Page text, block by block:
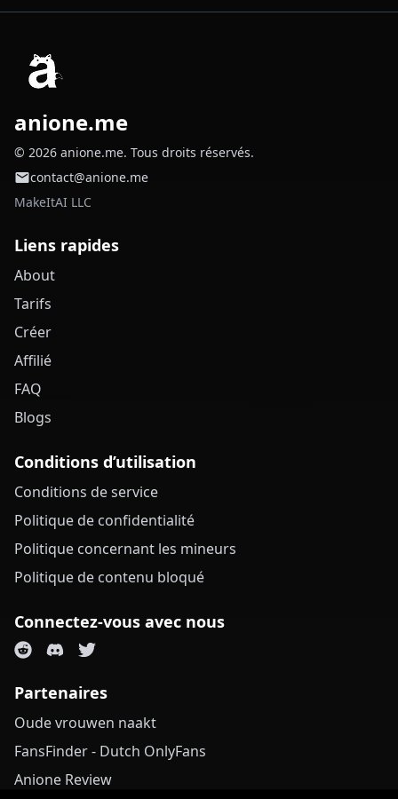
anione.me
© 2026 anione.me. Tous droits réservés.
contact@anione.me
MakeItAI LLC
Liens rapides
About
Tarifs
Créer
Affilié
FAQ
Blogs
Conditions d’utilisation
Conditions de service
Politique de confidentialité
Politique concernant les mineurs
Politique de contenu bloqué
Connectez-vous avec nous
Partenaires
Oude vrouwen naakt
FansFinder - Dutch OnlyFans
Anione Review